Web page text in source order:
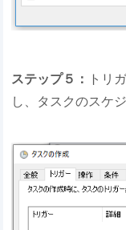
ステップ５： トリ
し、タスクのスケ